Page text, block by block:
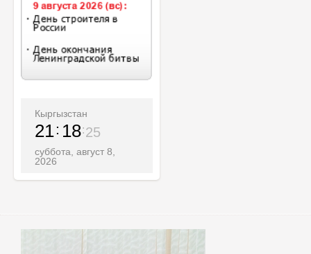
Кыргызстан
21 18 27
суббота, август 8,
2026